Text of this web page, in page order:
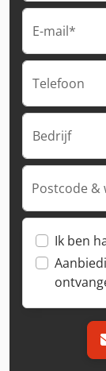
E-mail*
Telefoon
Bedrijf
Postcode &
Ik ben